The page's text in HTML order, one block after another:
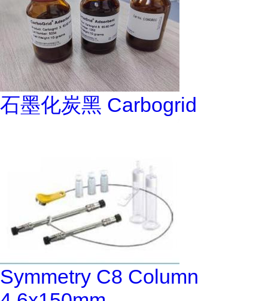
石墨化炭黑 Carbogrid
Symmetry C8 Column